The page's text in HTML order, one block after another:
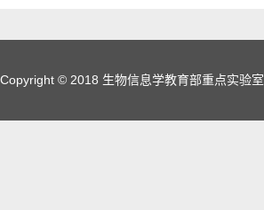
Copyright © 2018 生物信息学教育部重点实验室